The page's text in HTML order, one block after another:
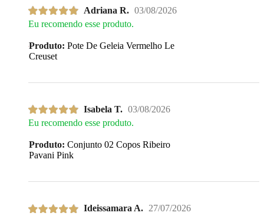
Adriana R. 03/08/2026
Eu recomendo esse produto.
Produto: Pote De Geleia Vermelho Le
Creuset
Isabela T. 03/08/2026
Eu recomendo esse produto.
Produto: Conjunto 02 Copos Ribeiro
Pavani Pink
Ideissamara A. 27/07/2026